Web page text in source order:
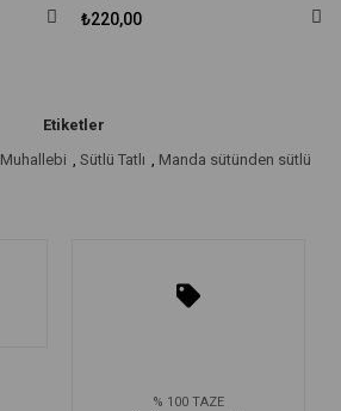
₺220,00
Etiketler
Muhallebi Sütlü Tatlı
Manda sütünden sütlü
% 100 TAZE